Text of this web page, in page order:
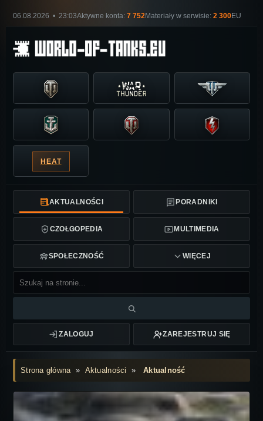
06.08.2026 • 23:03Aktywne konta: 7 752Materiały w serwisie: 2 300EU
HEAT
AKTUALNOŚCI PORADNIKI
CZOŁGOPEDIA MULTIMEDIA
SPOŁECZNOŚĆ WIĘCEJ
ZALOGUJ ZAREJESTRUJ SIĘ
Strona główna» Aktualności »Aktualność